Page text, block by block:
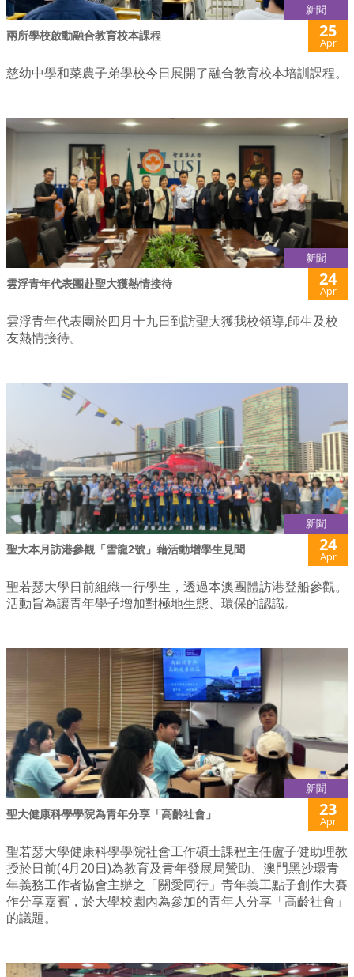
新聞
兩所學校啟動融合教育校本課程 25
Apr
慈幼中學和菜農子弟學校今日展開了融合教育校本培訓課程。
新聞
雲浮青年代表團赴聖大獲熱情接待 24
Apr
雲浮青年代表團於四月十九日到訪聖大獲我校領導,師生及校
友熱情接待。
新聞
聖大本月訪港參觀「雪龍2號」藉活動增學生見聞 24
Apr
聖若瑟大學日前組織一行學生，透過本澳團體訪港登船參觀。
活動旨為讓青年學子增加對極地生態、環保的認識。
新聞
聖大健康科學學院為青年分享「高齡社會」 23
Apr
聖若瑟大學健康科學學院社會工作碩士課程主任盧子健助理教
授於日前(4月20日)為教育及青年發展局贊助、澳門黑沙環青
年義務工作者協會主辦之「關愛同行」青年義工點子創作大賽
作分享嘉賓，於大學校園內為參加的青年人分享「高齡社會」
的議題。